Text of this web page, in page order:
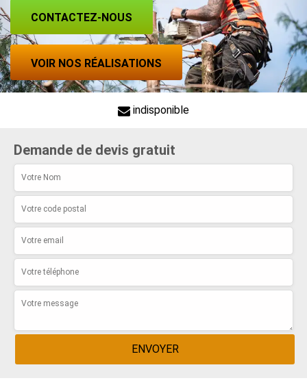
CONTACTEZ-NOUS
VOIR NOS RÉALISATIONS
indisponible
Demande de devis gratuit